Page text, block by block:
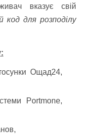
вказує свій
код для розподілу
Ощад24,
Portmone,